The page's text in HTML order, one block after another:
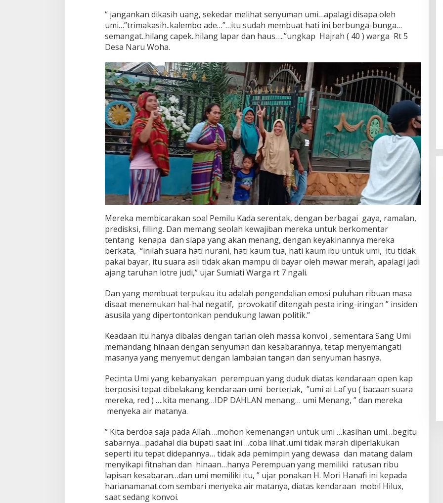
“ jangankan dikasih uang, sekedar melihat senyuman umi…apalagi disapa oleh
umi…”trimakasih..kalembo ade…”…itu sudah membuat hati ini berbunga-bunga…
semangat..hilang capek..hilang lapar dan haus…..”ungkap Hajrah ( 40 ) warga Rt 5
Desa Naru Woha.
Mereka membicarakan soal Pemilu Kada serentak, dengan berbagai gaya, ramalan,
predisksi, filling. Dan memang seolah kewajiban mereka untuk berkomentar
tentang kenapa dan siapa yang akan menang, dengan keyakinannya mereka
berkata, “inilah suara hati nurani, hati kaum tua, hati kaum ibu untuk umi, itu tidak
pakai bayar, itu suara asli tidak akan mampu di bayar oleh mawar merah, apalagi jadi
ajang taruhan lotre judi,” ujar Sumiati Warga rt 7 ngali.
Dan yang membuat terpukau itu adalah pengendalian emosi puluhan ribuan masa
disaat menemukan hal-hal negatif, provokatif ditengah pesta iring-iringan ” insiden
asusila yang dipertontonkan pendukung lawan politik.”
Keadaan itu hanya dibalas dengan tarian oleh massa konvoi , sementara Sang Umi
memandang hinaan dengan senyuman dan kesabarannya, tetap menyemangati
masanya yang menyemut dengan lambaian tangan dan senyuman hasnya.
Pecinta Umi yang kebanyakan perempuan yang duduk diatas kendaraan open kap
berposisi tepat dibelakang kendaraan umi berteriak, ”umi ai Laf yu ( bacaan suara
mereka, red ) ….kita menang…IDP DAHLAN menang… umi Menang, ” dan mereka
menyeka air matanya.
” Kita berdoa saja pada Allah….mohon kemenangan untuk umi …kasihan umi…begitu
sabarnya…padahal dia bupati saat ini….coba lihat..umi tidak marah diperlakukan
seperti itu tepat didepannya… tidak ada pemimpin yang dewasa dan matang dalam
menyikapi fitnahan dan hinaan…hanya Perempuan yang memiliki ratusan ribu
lapisan kesabaran…dan umi memiliki itu, ” ujar ponakan H. Mori Hanafi ini kepada
harianamanat.com sembari menyeka air matanya, diatas kendaraan mobil Hilux,
saat sedang konvoi.